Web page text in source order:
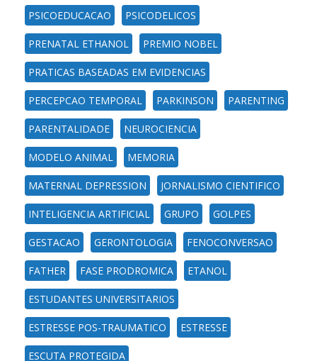
PSICOEDUCACAO PSICODELICOS
PRENATAL ETHANOL PREMIO NOBEL
PRATICAS BASEADAS EM EVIDENCIAS
PERCEPCAO TEMPORAL PARKINSON PARENTING
PARENTALIDADE NEUROCIENCIA
MODELO ANIMAL MEMORIA
MATERNAL DEPRESSION JORNALISMO CIENTIFICO
INTELIGENCIA ARTIFICIAL GRUPO GOLPES
GESTACAO GERONTOLOGIA FENOCONVERSAO
FATHER FASE PRODROMICA ETANOL
ESTUDANTES UNIVERSITARIOS
ESTRESSE POS-TRAUMATICO ESTRESSE
ESCUTA PROTEGIDA